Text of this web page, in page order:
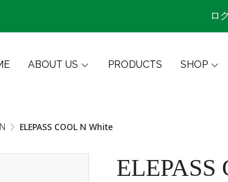
ロ
ABOUT US PRODUCTS SHOP
ELEPASS COOL N White
ELEPASS